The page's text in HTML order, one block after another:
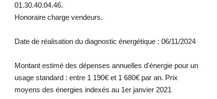
01.30.40.04.46.
Honoraire charge vendeurs.
Date de réalisation du diagnostic énergétique : 06/11/2024
Montant estimé des dépenses annuelles d'énergie pour un
usage standard : entre 1 190€ et 1 680€ par an. Prix
moyens des énergies indexés au 1er janvier 2021